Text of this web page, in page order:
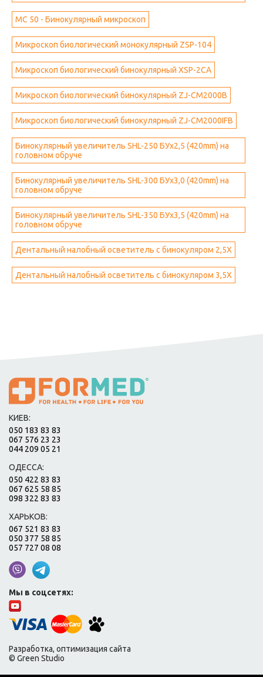
MC 50 - Бинокулярный микроскоп
Микроскоп биологический монокулярный ZSP-104
Микроскоп биологический бинокулярный XSP-2CA
Микроскоп биологический бинокулярный ZJ-CM2000B
Микроскоп биологический бинокулярный ZJ-CM2000IFB
Бинокулярный увеличитель SHL-250 БУх2,5 (420mm) на
головном обруче
Бинокулярный увеличитель SHL-300 БУх3,0 (420mm) на
головном обруче
Бинокулярный увеличитель SHL-350 БУх3,5 (420mm) на
головном обруче
Дентальный налобный осветитель с бинокуляром 2,5Х
Дентальный налобный осветитель с бинокуляром 3,5Х
КИЕВ:
050 183 83 83
067 576 23 23
044 209 05 21
ОДЕССА:
050 422 83 83
067 625 58 85
098 322 83 83
ХАРЬКОВ:
067 521 83 83
050 377 58 85
057 727 08 08
Мы в соцсетях:
Разработка, оптимизация сайта
© Green Studio